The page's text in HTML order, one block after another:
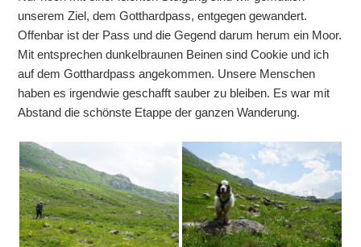
unserem Ziel, dem Gotthardpass, entgegen gewandert.
Offenbar ist der Pass und die Gegend darum herum ein Moor.
Mit entsprechen dunkelbraunen Beinen sind Cookie und ich
auf dem Gotthardpass angekommen. Unsere Menschen
haben es irgendwie geschafft sauber zu bleiben. Es war mit
Abstand die schönste Etappe der ganzen Wanderung.